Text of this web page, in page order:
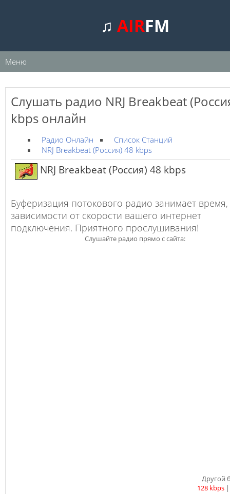
♫AIRFM
Меню
Слушать радио NRJ Breakbeat
kbps онлайн
Радио Онлайн
Список Станций
NRJ Breakbeat (Россия) 48 kbps
NRJ Breakbeat (Россия) 48 kbps
Буферизация потокового радио занимает время,
зависимости от скорости вашего интернет
подключения. Приятного прослушивания!
Слушайте радио прямо с сайта:
Другой
128 kbps